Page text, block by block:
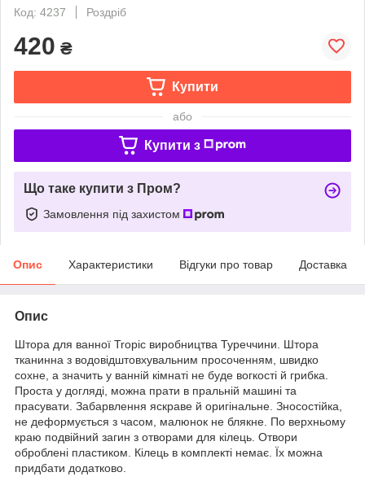
Код: 4237
Роздріб
420 ₴
Купити
або
Купити з
Що таке купити з Пром?
Замовлення під захистом
Опис Характеристики Відгуки про товар Доставка
Опис
Штора для ванної Tropic виробництва Туреччини. Штора
тканинна з водовідштовхувальним просоченням, швидко
сохне, а значить у ванній кімнаті не буде вогкості й грибка.
Проста у догляді, можна прати в пральній машині та
прасувати. Забарвлення яскраве й оригінальне. Зносостійка,
не деформується з часом, малюнок не блякне. По верхньому
краю подвійний загин з отворами для кілець. Отвори
оброблені пластиком. Кілець в комплекті немає. Їх можна
придбати додатково.